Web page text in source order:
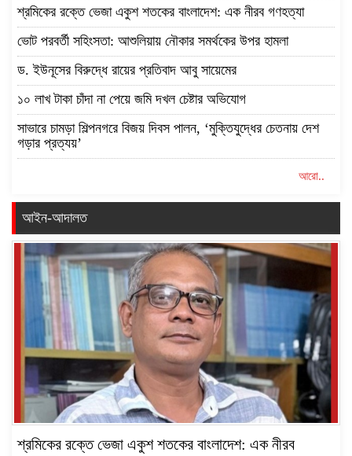
শ্রমিকের রক্তে ভেজা একুশ শতকের বাংলাদেশ: এক নীরব গণহত্যা
ভোট পরবর্তী সহিংসতা: আশুলিয়ায় নৌকার সমর্থকের উপর হামলা
ড. ইউনূসের বিরুদ্ধে রায়ের প্রতিবাদ আবু সায়েমের
১০ লাখ টাকা চাঁদা না পেয়ে জমি দখল চেষ্টার অভিযোগ
সাভারে চামড়া শিল্পনগরে বিজয় দিবস পালন, ‘মুক্তিযুদ্ধের চেতনায় দেশ
গড়ার প্রত্যয়’
আরো..
আইন-আদালত
শ্রমিকের রক্তে ভেজা একুশ শতকের বাংলাদেশ: এক নীরব